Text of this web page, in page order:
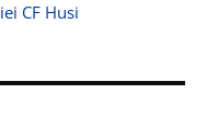
CF Husi